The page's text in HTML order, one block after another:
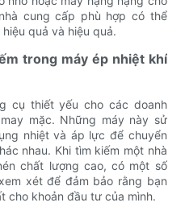
cung cấp phù hợp có thể
quả và hiệu quả.
trong máy ép nhiệt khí
cụ thiết yếu cho các doanh
mặc. Những máy này sử
nhiệt và áp lực để chuyển
nhau. Khi tìm kiếm một nhà
chất lượng cao, có một số
xét để đảm bảo rằng bạn
cho khoản đầu tư của mình.